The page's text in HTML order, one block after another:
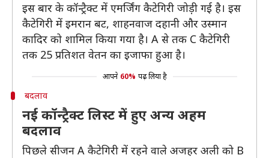
इस बार के कॉन्ट्रैक्ट में एमर्जिंग कैटेगिरी जोड़़ी गई है। इस
कैटेगिरी में इमरान बट, शाहनवाज दहानी और उस्मान
कादिर को शामिल किया गया है। A से तक C कैटेगिरी
तक 25 प्रतिशत वेतन का इजाफा हुआ है।
आपने 60% पढ़ लिया है
बदलाव
नई कॉन्ट्रैक्ट लिस्ट में हुए अन्य अहम
बदलाव
पिछले सीजन A कैटेगिरी में रहने वाले अजहर अली को B